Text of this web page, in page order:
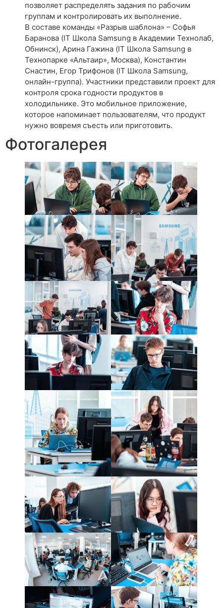
позволяет распределять задания по рабочим
группам и контролировать их выполнение.
В составе команды «Разрыв шаблона» – Софья
Баранова (IT Школа Samsung в Академии Технолаб,
Обнинск), Арина Гажина (IT Школа Samsung в
Технопарке «Альтаир», Москва), Константин
Снастин, Егор Трифонов (IT Школа Samsung,
онлайн-группа). Участники представили проект для
контроля срока годности продуктов в
холодильнике. Это мобильное приложение,
которое напоминает пользователям, что продукт
нужно вовремя съесть или приготовить.
Фотогалерея